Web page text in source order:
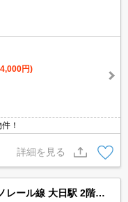
円)
！
詳細を見る
線 大日駅 2階建 築56年